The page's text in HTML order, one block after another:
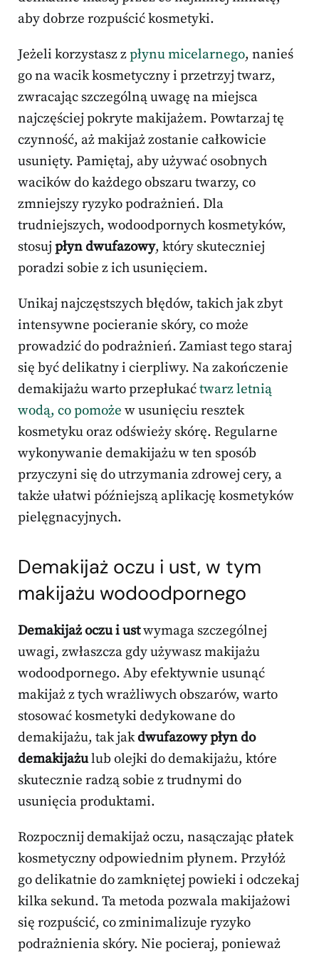
aby dobrze rozpuścić kosmetyki.
Jeżeli korzystasz zpłynu micelarnego, nanieś
go na wacik kosmetyczny i przetrzyj twarz,
zwracając szczególną uwagę na miejsca
najczęściej pokryte makijażem. Powtarzaj tę
czynność, aż makijaż zostanie całkowicie
usunięty. Pamiętaj, aby używać osobnych
wacików do każdego obszaru twarzy, co
zmniejszy ryzyko podrażnień. Dla
trudniejszych, wodoodpornych kosmetyków,
stosujpłyn dwufazowy, który skuteczniej
poradzi sobie z ich usunięciem.
Unikaj najczęstszych błędów, takich jak zbyt
intensywne pocieranie skóry, co może
prowadzić do podrażnień. Zamiast tego staraj
się być delikatny i cierpliwy. Na zakończenie
demakijażu warto przepłukaćtwarz letnią
wodą, co pomoże w usunięciu resztek
kosmetyku oraz odświeży skórę. Regularne
wykonywanie demakijażu w ten sposób
przyczyni się do utrzymania zdrowej cery, a
także ułatwi późniejszą aplikację kosmetyków
pielęgnacyjnych.
Demakijaż oczu i ust, w tym
makijażu wodoodpornego
Demakijaż oczu i ustwymaga szczególnej
uwagi, zwłaszcza gdy używasz makijażu
wodoodpornego. Aby efektywnie usunąć
makijaż z tych wrażliwych obszarów, warto
stosować kosmetyki dedykowane do
demakijażu, tak jakdwufazowy płyn do
demakijażulub olejki do demakijażu, które
skutecznie radzą sobie z trudnymi do
usunięcia produktami.
Rozpocznij demakijaż oczu, nasączając płatek
kosmetyczny odpowiednim płynem. Przyłóż
go delikatnie do zamkniętej powieki i odczekaj
kilka sekund. Ta metoda pozwala makijażowi
się rozpuścić, co zminimalizuje ryzyko
podrażnienia skóry. Nie pocieraj, ponieważ